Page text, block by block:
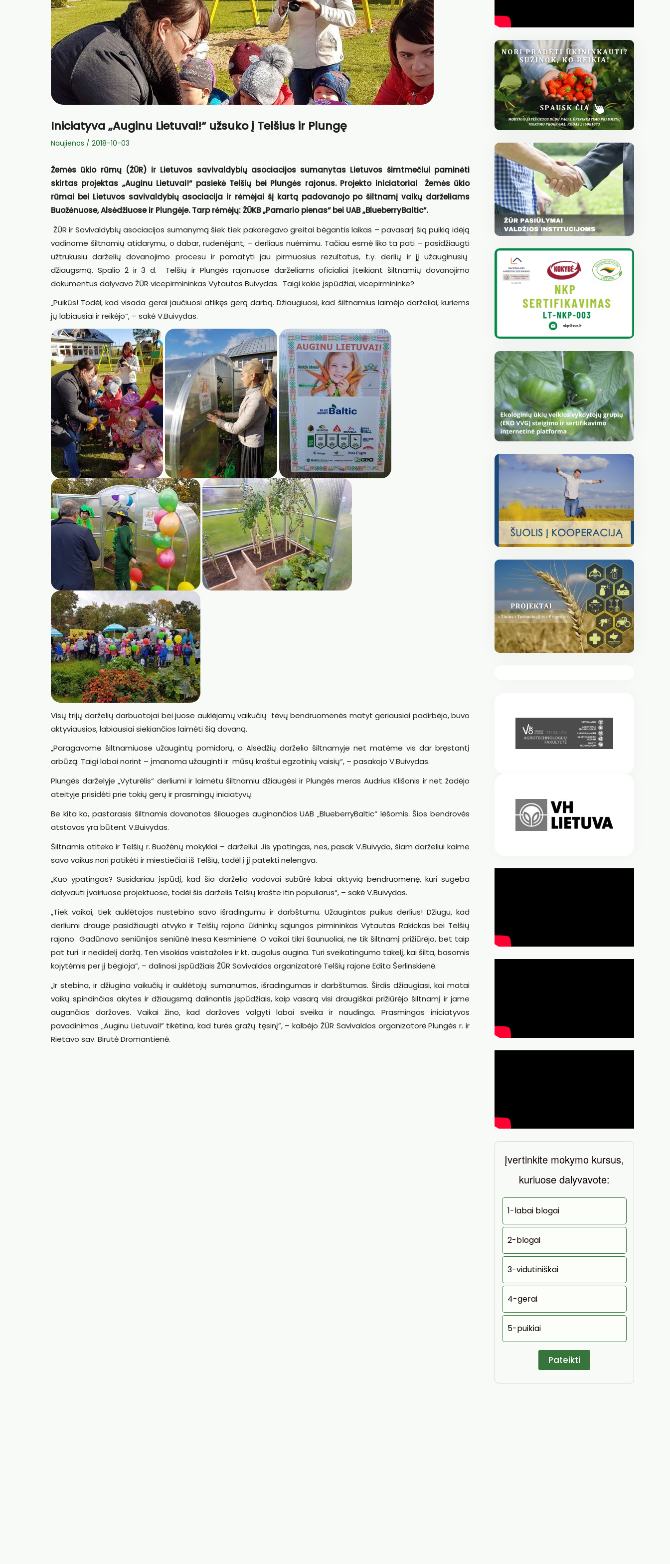
Iniciatyva „Auginu Lietuvai!“ užsuko į Telšius ir Plungę
Naujienos / 2018-10-03
Žemės ūkio rūmų (ŽŪR) ir Lietuvos savivaldybių asociacijos sumanytas Lietuvos šimtmečiui paminėti
skirtas projektas „Auginu Lietuvai!“ pasiekė Telšių bei Plungės rajonus. Projekto iniciatoriai Žemės ūkio
rūmai bei Lietuvos savivaldybių asociacija ir rėmėjai šį kartą padovanojo po šiltnamį vaikų darželiams
Buožėnuose, Alsėdžiuose ir Plungėje. Tarp rėmėjų: ŽŪKB „Pamario pienas“ bei UAB „BlueberryBaltic“.
ŽŪR ir Savivaldybių asociacijos sumanymą šiek tiek pakoregavo greitai bėgantis laikas – pavasarį šią puikią idėją
vadinome šiltnamių atidarymu, o dabar, rudenėjant, – derliaus nuėmimu. Tačiau esmė liko ta pati – pasidžiaugti
užtrukusiu darželių dovanojimo procesu ir pamatyti jau pirmuosius rezultatus, t.y. derlių ir jį užauginusių
džiaugsmą. Spalio 2 ir 3 d. Telšių ir Plungės rajonuose darželiams oficialiai įteikiant šiltnamių dovanojimo
dokumentus dalyvavo ŽŪR vicepirmininkas Vytautas Buivydas. Taigi kokie įspūdžiai, vicepirmininke?
„Puikūs! Todėl, kad visada gerai jaučiuosi atlikęs gerą darbą. Džiaugiuosi, kad šiltnamius laimėjo darželiai, kuriems
jų labiausiai ir reikėjo“, – sakė V.Buivydas.
Visų trijų darželių darbuotojai bei juose auklėjamų vaikučių tėvų bendruomenės matyt geriausiai padirbėjo, buvo
aktyviausios, labiausiai siekiančios laimėti šią dovaną.
„Paragavome šiltnamiuose užaugintų pomidorų, o Alsėdžių darželio šiltnamyje net matėme vis dar bręstantį
arbūzą. Taigi labai norint – įmanoma užauginti ir mūsų kraštui egzotinių vaisių“, – pasakojo V.Buivydas.
Plungės darželyje „Vyturėlis“ derliumi ir laimėtu šiltnamiu džiaugėsi ir Plungės meras Audrius Klišonis ir net žadėjo
ateityje prisidėti prie tokių gerų ir prasmingų iniciatyvų.
Be kita ko, pastarasis šiltnamis dovanotas šilauoges auginančios UAB „BlueberryBaltic“ lėšomis. Šios bendrovės
atstovas yra būtent V.Buivydas.
Šiltnamis atiteko ir Telšių r. Buožėnų mokyklai – darželiui. Jis ypatingas, nes, pasak V.Buivydo, šiam darželiui kaime
savo vaikus nori patikėti ir miestiečiai iš Telšių, todėl į jį patekti nelengva.
„Kuo ypatingas? Susidariau įspūdį, kad šio darželio vadovai subūrė labai aktyvią bendruomenę, kuri sugeba
dalyvauti įvairiuose projektuose, todėl šis darželis Telšių krašte itin populiarus“, – sakė V.Buivydas.
„Tiek vaikai, tiek auklėtojos nustebino savo išradingumu ir darbštumu. Užaugintas puikus derlius! Džiugu, kad
derliumi drauge pasidžiaugti atvyko ir Telšių rajono ūkininkų sąjungos pirmininkas Vytautas Rakickas bei Telšių
rajono Gadūnavo seniūnijos seniūnė Inesa Kesminienė. O vaikai tikri šaunuoliai, ne tik šiltnamį prižiūrėjo, bet taip
pat turi ir nedidelį daržą. Ten visokias vaistažoles ir kt. augalus augina. Turi sveikatingumo takelį, kai šilta, basomis
kojytėmis per jį bėgioja”, – dalinosi įspūdžiais ŽŪR Savivaldos organizatorė Telšių rajone Edita Šerlinskienė.
„Ir stebina, ir džiugina vaikučių ir auklėtojų sumanumas, išradingumas ir darbštumas. Širdis džiaugiasi, kai matai
vaikų spindinčias akytes ir džiaugsmą dalinantis įspūdžiais, kaip vasarą visi draugiškai prižiūrėjo šiltnamį ir jame
augančias daržoves. Vaikai žino, kad daržoves valgyti labai sveika ir naudinga. Prasmingas iniciatyvos
pavadinimas „Auginu Lietuvai!” tikėtina, kad turės gražų tęsinį”, – kalbėjo ŽŪR Savivaldos organizatorė Plungės r. ir
Rietavo sav. Birutė Dromantienė.
Įvertinkite mokymo kursus,
kuriuose dalyvavote:
1-labai blogai
2-blogai
3-vidutiniškai
4-gerai
5-puikiai